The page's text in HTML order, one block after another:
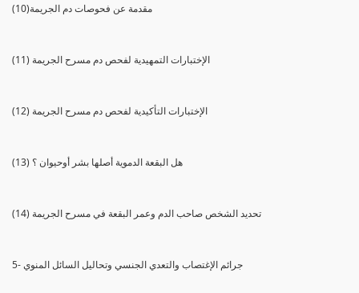
(10)مقدمة عن فحوصات دم الجريمة
(11) الإختبارات التمهيدية لفحص دم مسرح الجريمة
(12) الإختبارات التأكيدية لفحص دم مسرح الجريمة
(13) هل البقعة الدموية أصلها بشر أوحيوان ؟
(14) تحديد الشخص صاحب الدم وعمر البقعة في مسرح الجريمة
5- جرائم الإغتصاب والتعدي الجنسي وتحاليل السائل المنوي